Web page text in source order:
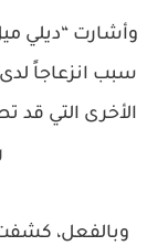
وأشارت “ديلي
سبب انزعاجاً
الأخرى التي قد
وبالفعل،